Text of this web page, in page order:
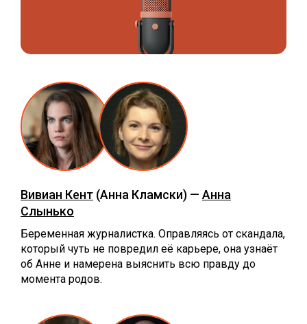
Вивиан Кент (Анна Кламски) — Анна
Слынько
Беременная журналистка. Оправляясь от скандала,
который чуть не повредил её карьере, она узнаёт
об Анне и намерена выяснить всю правду до
момента родов.